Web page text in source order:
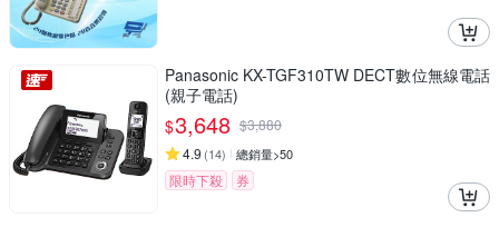
Panasonic KX-TGF310TW DECT數位無線電話
(親子電話)
$3,648 $3,880
4.9 (14) 總銷量>50
限時下殺 券